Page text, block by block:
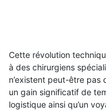
Cette révolution
à des chirurgiens
n’existent peut-être pas
un gain significatif de
logistique ainsi qu’un